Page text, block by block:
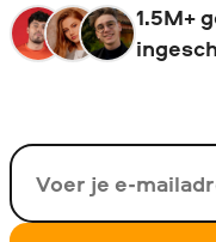
1.5M+
Uw e-mail